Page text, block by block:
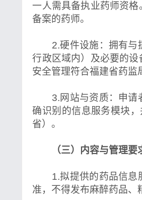
一人需具备执业药师资
备案的药师。
2.硬件设施：拥有与
行政区域内）及必要的
安全管理符合福建省药监
3.网站与资质：申请
确识别的信息服务模块
省）。
（三）内容与管理要
1.拟提供的药品信息
准，不得发布麻醉药品